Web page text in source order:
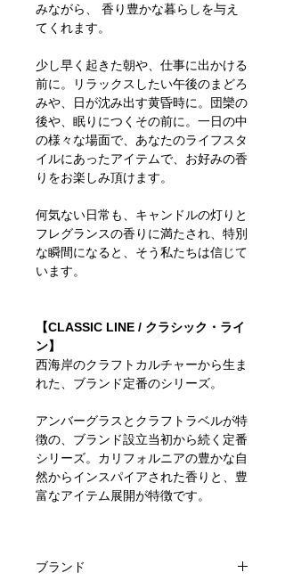
みながら、 香り豊かな暮らしを与え
てくれます。
少し早く起きた朝や、仕事に出かける
前に。リラックスしたい午後のまどろ
みや、日が沈み出す黄昏時に。団欒の
後や、眠りにつくその前に。一日の中
の様々な場面で、あなたのライフスタ
イルにあったアイテムで、お好みの香
りをお楽しみ頂けます。
何気ない日常も、キャンドルの灯りと
フレグランスの香りに満たされ、特別
な瞬間になると、そう私たちは信じて
います。
【CLASSIC LINE / クラシック・ライ
ン】
西海岸のクラフトカルチャーから生ま
れた、ブランド定番のシリーズ。
アンバーグラスとクラフトラベルが特
徴の、ブランド設立当初から続く定番
シリーズ。カリフォルニアの豊かな自
然からインスパイアされた香りと、豊
富なアイテム展開が特徴です。
ブランド